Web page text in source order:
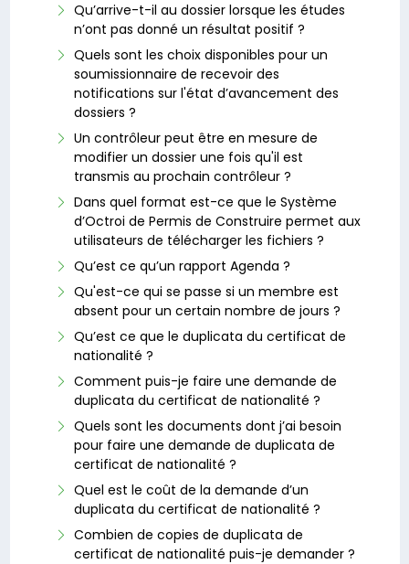
Qu’arrive-t-il au dossier lorsque les études
n’ont pas donné un résultat positif ?
Quels sont les choix disponibles pour un
soumissionnaire de recevoir des
notifications sur l'état d’avancement des
dossiers ?
Un contrôleur peut être en mesure de
modifier un dossier une fois qu'il est
transmis au prochain contrôleur ?
Dans quel format est-ce que le Système
d’Octroi de Permis de Construire permet aux
utilisateurs de télécharger les fichiers ?
Qu’est ce qu’un rapport Agenda ?
Qu'est-ce qui se passe si un membre est
absent pour un certain nombre de jours ?
Qu’est ce que le duplicata du certificat de
nationalité ?
Comment puis-je faire une demande de
duplicata du certificat de nationalité ?
Quels sont les documents dont j’ai besoin
pour faire une demande de duplicata de
certificat de nationalité ?
Quel est le coût de la demande d’un
duplicata du certificat de nationalité ?
Combien de copies de duplicata de
certificat de nationalité puis-je demander ?